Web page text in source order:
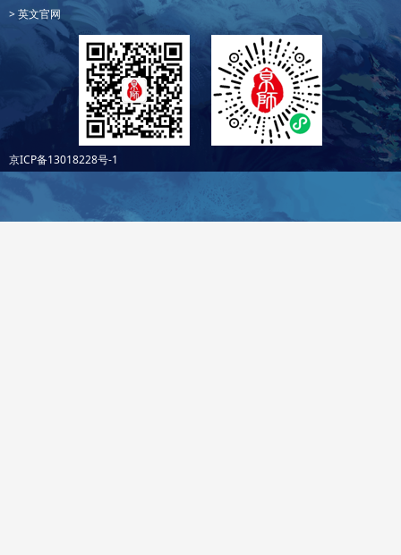
英文官网
京ICP备13018228号-1